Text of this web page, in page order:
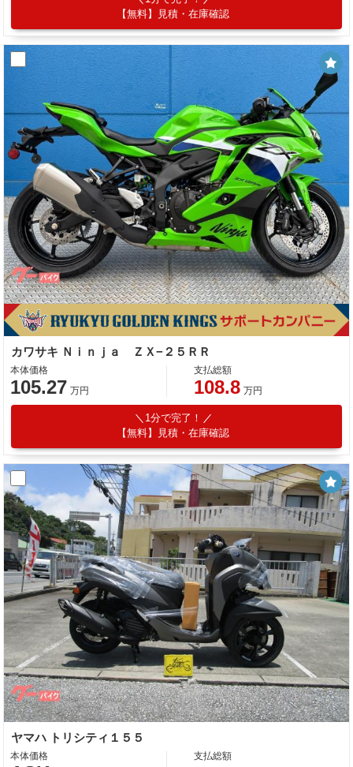
【無料】見積・在庫確認
カワサキ Ｎｉｎｊａ ＺＸ−２５ＲＲ
本体価格
105.27 万円
支払総額
108.8 万円
1分で完了！
【無料】見積・在庫確認
ヤマハ トリシティ１５５
本体価格 支払総額